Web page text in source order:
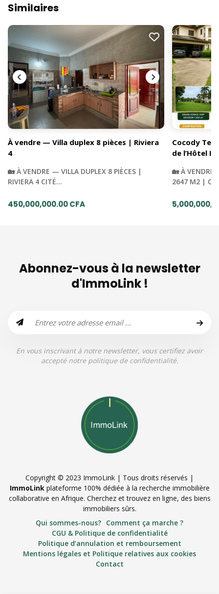
Similaires
À vendre — Villa duplex 8 pièces | Riviera
4
🏡 À VENDRE — VILLA DUPLEX 8 PIÈCES |
RIVIERA 4 CITÉ…
450,000,000.00 CFA
Cocody
de l’Hôtel
🏡 À VENDRE
2647 M2 |
Abonnez-vous à la newsletter
d'ImmoLink !
En vous inscrivant à notre newsletter, vous certifiez avoir
accepté notre politique de confidentialité.
Copyright © 2023 ImmoLink | Tous droits réservés |
ImmoLinkplateforme 100% dédiée à la recherche immobilière
collaborative en Afrique. Cherchez et trouvez en ligne, des biens
immobiliers sûrs.
Qui sommes-nous? Comment ça marche ?
CGU & Politique de confidentialité
Politique d’annulation et remboursement
Mentions légales et Politique relatives aux cookies
Contact